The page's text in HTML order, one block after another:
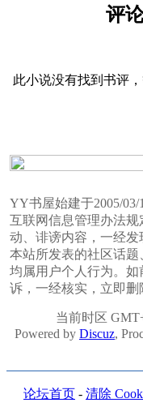
评
此小说没有找到书评，
YY书屋始建于2005/
互联网信息管理办法
动、诽谤内容，一经发
本站所发表的社区话
均属用户个人行为。
诉，一经核实，立即删
当前时区
Powered by Discuz,
论坛首页 - 清除